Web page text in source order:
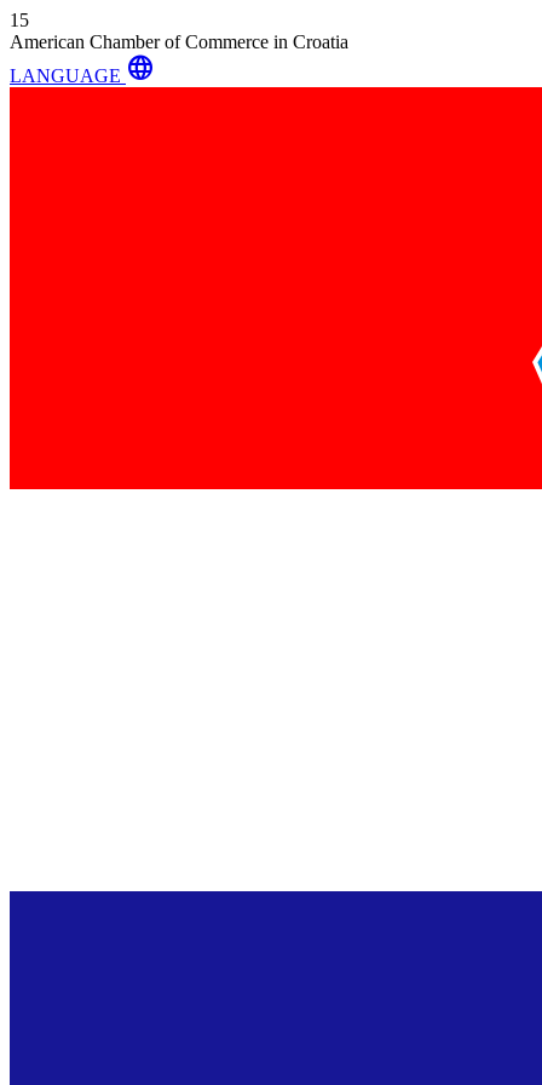
15
American Chamber of Commerce in Croatia
LANGUAGE language